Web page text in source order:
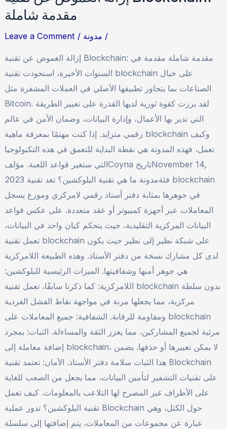
مقدمة شاملة
Leave a Comment / مدونة /
إزالة الغموض عن تقنية Blockchain: مقدمة شاملة مقدمة في
السنوات الأخيرة، استحوذت تقنية blockchain على خيال
الصناعات بما يتجاوز تطبيقها الأصلي في العملات المشفرة مثل
Bitcoin. لقد برزت كقوة ثورية لديها القدرة على تغيير الطريقة
التي ندير بها الأعمال، وإدارة البيانات، وضمان الأمن في عالم
رقمي متزايد. إذا كنت مهتمًا بمعرفة ماهية blockchain وكيف
تعمل، فهذه المدونة هي نقطة البداية للتعمق في هذه التكنولوجيا
التي ستغير قواعد اللعبة. مؤلفCoyna تاريخNovember 14,
2023 فئةمدونة ما هي تقنية البلوكشين؟ تعد تقنية blockchain
في جوهرها بمثابة دفتر أستاذ رقمي لامركزي وموزع يسجل
المعاملات عبر أجهزة كمبيوتر أو عقد متعددة. على عكس قواعد
البيانات المركزية التقليدية، حيث يتحكم كيان واحد في البيانات،
تعمل تقنية blockchain على شبكة نظير إلى نظير حيث يكون
لدى كل مشارك نسخة من دفتر الأستاذ. وهذه الطبيعة اللامركزية
هي جوهر أمنها وشفافيتها. الميزات الرئيسية للبلوكشين:
اللامركزية: كما ذكرنا سابقًا، تعمل تقنية blockchain بدون سلطة
مركزية، مما يجعلها مرنة في مواجهة نقاط الفشل الفردية
ومقاومة للرقابة. الشفافية: جميع المعاملات على blockchain
مرئية لجميع المشاركين، مما يعزز الثقة والمساءلة. الثبات: بمجرد
إضافة معاملة إلى blockchain، لا يمكن تغييرها أو حذفها. يضمن
هذا الثبات سلامة دفتر الأستاذ. الأمان: تعتمد تقنية Blockchain
على تقنيات التشفير لتأمين البيانات، مما يجعل من الصعب للغاية
على الأطراف غير المصرح لها التلاعب بالمعلومات. كيف تعمل
تقنية البلوكشين؟ تدور عملية Blockchain حول الكتل، وهي
عبارة عن مجموعات من المعاملات، يتم إضافتها إلى سلسلة